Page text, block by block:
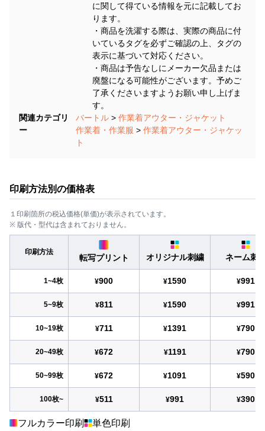
に関して得ている情報を元に記載してお
ります。
・商品を洗濯する際は、実際の商品に付
いているタグを必ずご確認の上、タグの
表示に基づいて対応ください。
・商品は予告なしにメーカー欠品または
廃盤になる可能性がございます。予めご
了承くださいますようお願い申し上げま
す。
関連カテゴリ
ー
バートル> 作業着アウター・ジャケット
作業着・作業服 > 作業着アウター・ジャケッ
ト
印刷方法別の価格表
１印刷箇所の税込価格(単価)が表示されています。
※ 版代・型代は含まれておりません。
印刷方法
転写プリント オリジナル刺繍 ネーム刺
1~4枚 ¥900 ¥1590 ¥991
5~9枚 ¥811 ¥1590 ¥991
10~19枚 ¥711 ¥1391 ¥790
20~49枚 ¥672 ¥1191 ¥790
50~99枚 ¥672 ¥1091 ¥590
100枚~ ¥511 ¥991 ¥390
フルカラー印刷 単色印刷